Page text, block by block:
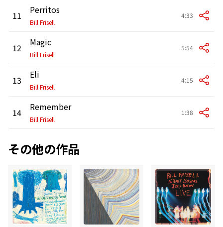
11 Perritos
Bill Frisell
4:33
12 Magic
Bill Frisell
5:54
13 Eli
Bill Frisell
4:15
14 Remember
Bill Frisell
1:38
その他の作品